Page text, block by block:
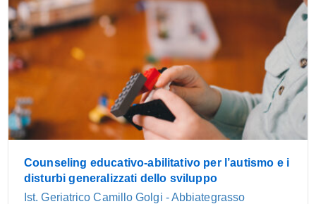
Counseling educativo-abilitativo per l’autismo e i
disturbi generalizzati dello sviluppo
Ist. Geriatrico Camillo Golgi - Abbiategrasso